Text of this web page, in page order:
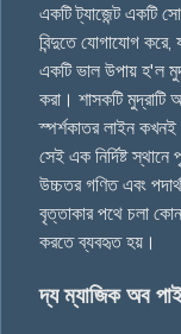
একটি ট্যাজেন্ট একটি
বিন্দুতে যোগাযোগ করে,
একটি ভাল উপায় হ'ল
করা। শাসকটি
স্পর্শকাতর লাইন
সেই এক নির্দিষ্ট
উচ্চতর গণিত এবং
বৃত্তাকার পথে চলা
করতে ব্যবহৃত হয়।
দ্য ম্যাজিক অব